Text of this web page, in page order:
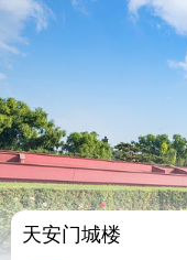
天安门城楼
